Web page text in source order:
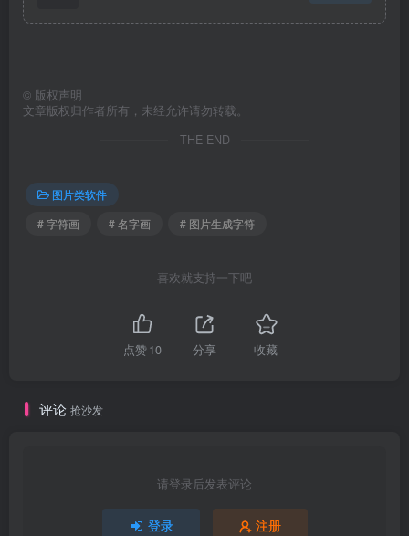
© 版权声明
文章版权归作者所有，未经允许请勿转载。
THE END
图片类软件
# 字符画
# 名字画 # 图片生成字符
喜欢就支持一下吧
点赞10 分享 收藏
评论 抢沙发
请登录后发表评论
登录 注册